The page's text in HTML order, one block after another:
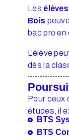
Les
Bois
bac pro en
L’élève
dès la
Pour ceux
études, il
BTS
BTS